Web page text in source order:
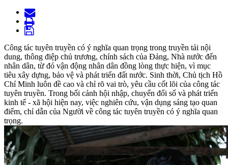
Công tác tuyên truyền có ý nghĩa quan trọng trong truyền tải nội
dung, thông điệp chủ trương, chính sách của Đảng, Nhà nước đến
nhân dân, từ đó vận động nhân dân đồng lòng thực hiện, vì mục
tiêu xây dựng, bảo vệ và phát triển đất nước. Sinh thời, Chủ tịch Hồ
Chí Minh luôn đề cao và chỉ rõ vai trò, yêu cầu cốt lõi của công tác
tuyên truyền. Trong bối cảnh hội nhập, chuyển đổi số và phát triển
kinh tế - xã hội hiện nay, việc nghiên cứu, vận dụng sáng tạo quan
điểm, chỉ dẫn của Người về công tác tuyên truyền có ý nghĩa quan
trọng.